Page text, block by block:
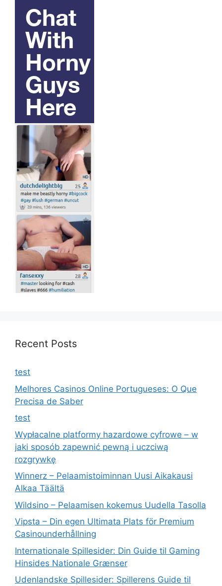
Recent Posts
test
Melhores Casinos Online Portugueses: O Que
Precisa de Saber
test
Wypłacalne platformy hazardowe cyfrowe – w
jaki sposób zapewnić pewną i uczciwą
rozgrywkę
Winnerz – Pelaamistoiminnan Uusi Aikakausi
Alkaa Täältä
Wildsino – Pelaamisen kokemus Uudella Tasolla
Vipsta – Din egen Ultimata Plats för Premium
Casinounderhållning
Internationale Spillesider: Din Guide til Gaming
Hinsides Nationale Grænser
Udenlandske Spillesider: Spillerens Guide til